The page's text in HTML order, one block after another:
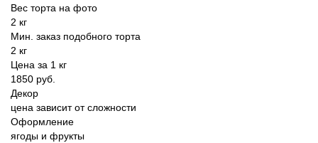
Вес торта на фото
2 кг
Мин. заказ подобного торта
2 кг
Цена за 1 кг
1850 руб.
Декор
цена зависит от сложности
Оформление
ягоды и фрукты